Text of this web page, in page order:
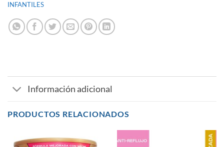
INFANTILES
Información adicional
PRODUCTOS RELACIONADOS